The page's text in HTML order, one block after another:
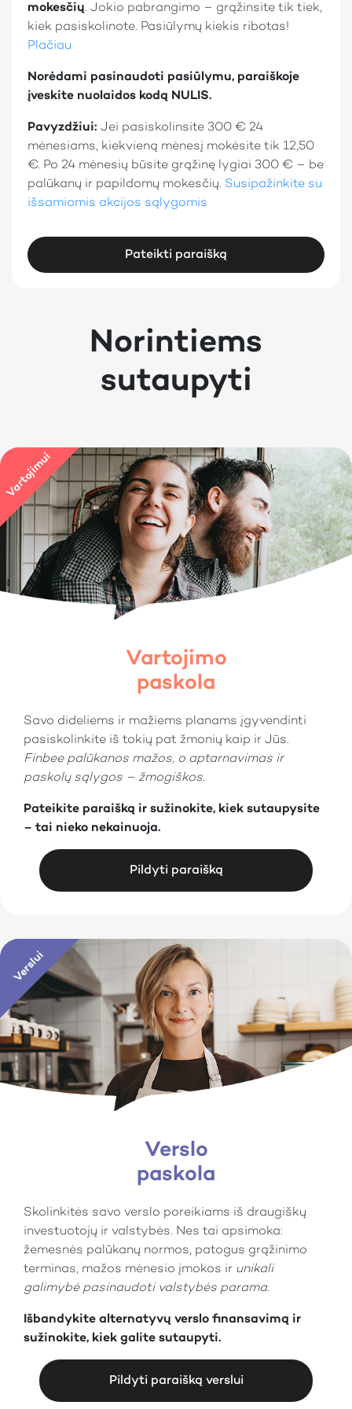
mokesčių. Jokio pabrangimo – grąžinsite tik tiek,
kiek pasiskolinote. Pasiūlymų kiekis ribotas!
Plačiau
Norėdami pasinaudoti pasiūlymu, paraiškoje
įveskite nuolaidos kodą NULIS.
Pavyzdžiui: Jei pasiskolinsite 300 € 24
mėnesiams, kiekvieną mėnesį mokėsite tik 12,50
€. Po 24 mėnesių būsite grąžinę lygiai 300 € – be
palūkanų ir papildomų mokesčių. Susipažinkite su
išsamiomis akcijos sąlygomis
Pateikti paraišką
Norintiems
sutaupyti
Vartojimo
paskola
Savo dideliems ir mažiems planams įgyvendinti
pasiskolinkite iš tokių pat žmonių kaip ir Jūs.
Finbee palūkanos mažos, o aptarnavimas ir
paskolų sąlygos – žmogiškos.
Pateikite paraišką ir sužinokite, kiek sutaupysite
– tai nieko nekainuoja.
Pildyti paraišką
Verslo
paskola
Skolinkitės savo verslo poreikiams iš draugiškų
investuotojų ir valstybės. Nes tai apsimoka:
žemesnės palūkanų normos, patogus grąžinimo
terminas, mažos mėnesio įmokos ir unikali
galimybė pasinaudoti valstybės parama.
Išbandykite alternatyvų verslo finansavimą ir
sužinokite, kiek galite sutaupyti.
Pildyti paraišką verslui